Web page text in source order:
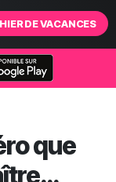
DE VACANCES
que